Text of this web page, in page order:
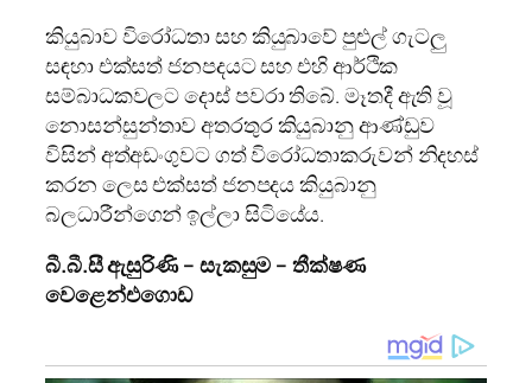
කියුබාව විරෝධතා සහ කියුබාවේ පුළුල් ගැටලු
සඳහා එක්සත් ජනපදයට සහ එහි ආර්ථික
සම්බාධකවලට දොස් පවරා තිබේ. මෑතදී ඇති වූ
නොසන්සුන්තාව අතරතුර කියුබානු ආණ්ඩුව
විසින් අත්අඩංගුවට ගත් විරෝධතාකරුවන් නිදහස්
කරන ලෙස එක්සත් ජනපදය කියුබානු
බලධාරීන්ගෙන් ඉල්ලා සිටියේය.
බී.බී.සී ඇසුරිණි – සැකසුම – තීක්ෂණ
වෙළෙන්එගොඩ